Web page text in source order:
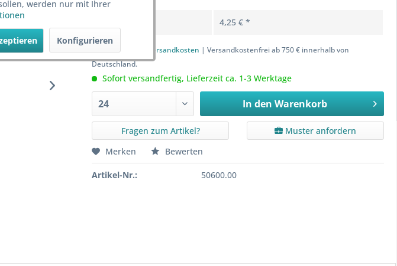
Mit dem Aufruf des Videos erklären
übermittelt werden und dass Sie die
gelesen haben.
4,25 € *
zzgl. MwSt. zzgl. Versandkosten | Versandkostenfrei ab 750 € innerhalb von
Deutschland.
Sofort versandfertig, Lieferzeit ca. 1-3 Werktage
In den Warenkorb
Fragen zum Artikel?
Muster anfordern
Merken
Bewerten
Artikel-Nr.: 50600.00
werden nur mit Ihrer
Konfigurieren